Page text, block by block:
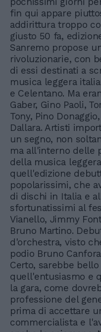
fin qui appare
addirittura troppo
giusto 50 fa,
Sanremo propose
rivoluzionarie, con
di essi destinati a
musica leggera
e Celentano. Ma
Gaber, Gino Paoli,
Tony, Pino
Dallara. Artisti
un segno, non
ma all'interno delle
della musica
quell'edizione
popolarissimi, che
di dischi in Italia e
sfortunatissimi al
Vianello, Jimmy
Bruno Martino.
d'orchestra, visto
podio Bruno
Certo, sarebbe
quell'entusiasmo e
la gara, come
professione del
prima di accettare
commercialista e